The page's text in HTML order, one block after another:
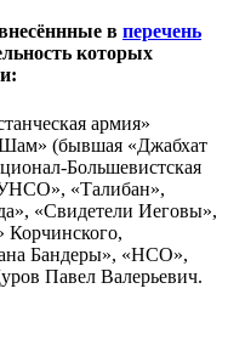
в перечень
которых
армия»
(бывшая «Джабхат
Большевистская
«Талибан»,
«Свидетели Иеговы»,
Корчинского,
Бандеры», «НСО»,
Павел Валерьевич.